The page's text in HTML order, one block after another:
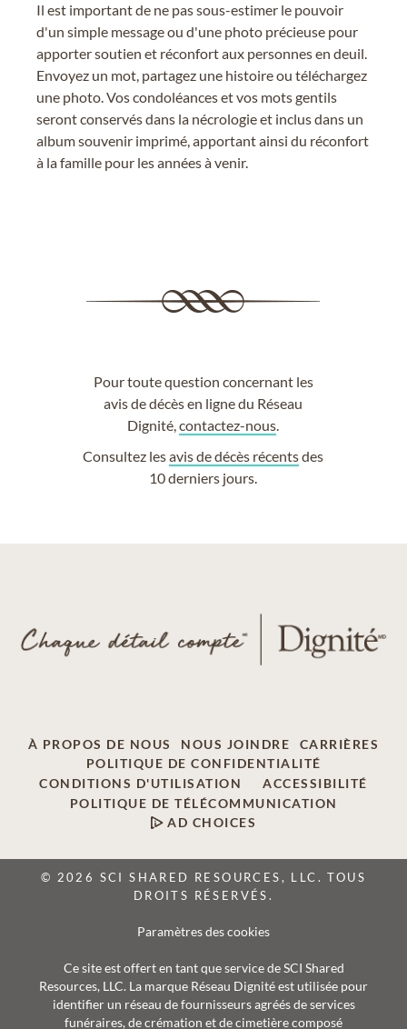
Il est important de ne pas sous-estimer le pouvoir
d'un simple message ou d'une photo précieuse pour
apporter soutien et réconfort aux personnes en deuil.
Envoyez un mot, partagez une histoire ou téléchargez
une photo. Vos condoléances et vos mots gentils
seront conservés dans la nécrologie et inclus dans un
album souvenir imprimé, apportant ainsi du réconfort
à la famille pour les années à venir.
Pour toute question concernant les
avis de décès en ligne du Réseau
Dignité,contactez-nous
Consultez lesavis de décès récentsdes
10 derniers jours.
À PROPOS DE NOUS NOUS JOINDRE
CARRIÈRES
POLITIQUE DE CONFIDENTIALITÉ
CONDITIONS D'UTILISATION
ACCESSIBILITÉ
POLITIQUE DE TÉLÉCOMMUNICATION
AD CHOICES
© 2026 SCI SHARED RESOURCES, LLC. TOUS
DROITS RÉSERVÉS.
Paramètres des cookies
Ce site est offert en tant que service de SCI Shared
Resources, LLC. La marque Réseau Dignité est utilisée pour
identifier un réseau de fournisseurs agréés de services
funéraires, de crémation et de cimetière composé